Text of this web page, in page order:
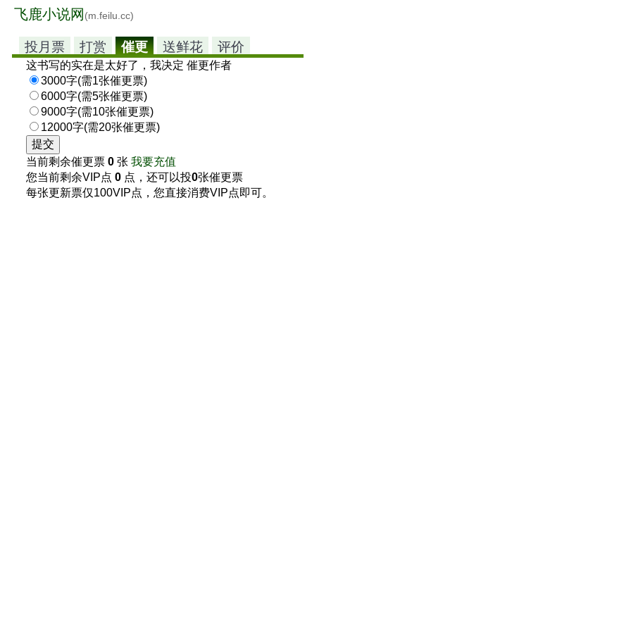
飞鹿小说网 (m.feilu.cc)
投月票 打赏 催更 送鲜花 评价
这书写的实在是太好了，我决定 催更作者
3000字(需1张催更票)
6000字(需5张催更票)
9000字(需10张催更票)
12000字(需20张催更票)
当前剩余催更票 0 张 我要充值
您当前剩余VIP点 0 点，还可以投0张催更票
每张更新票仅100VIP点，您直接消费VIP点即可。